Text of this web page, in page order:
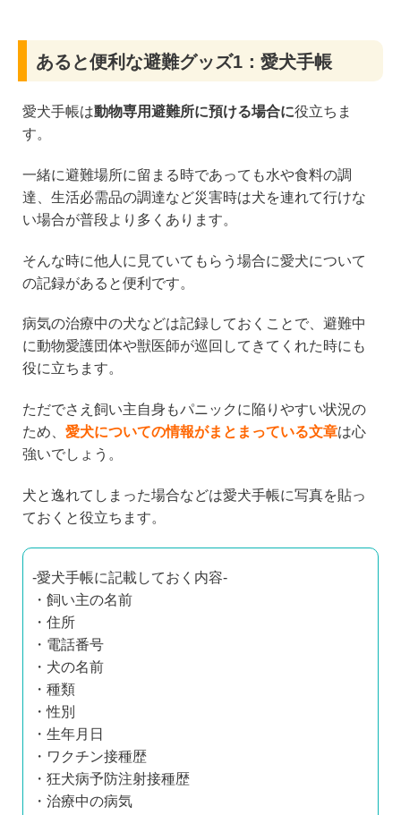
あると便利な避難グッズ1：愛犬手帳
愛犬手帳は動物専用避難所に預ける場合に役立ちま
す。
一緒に避難場所に留まる時であっても水や食料の調
達、生活必需品の調達など災害時は犬を連れて行けな
い場合が普段より多くあります。
そんな時に他人に見ていてもらう場合に愛犬について
の記録があると便利です。
病気の治療中の犬などは記録しておくことで、避難中
に動物愛護団体や獣医師が巡回してきてくれた時にも
役に立ちます。
ただでさえ飼い主自身もパニックに陥りやすい状況の
ため、 愛犬についての情報がまとまっている文章は心
強いでしょう。
犬と逸れてしまった場合などは愛犬手帳に写真を貼っ
ておくと役立ちます。
-愛犬手帳に記載しておく内容-
・飼い主の名前
・住所
・電話番号
・犬の名前
・種類
・性別
・生年月日
・ワクチン接種歴
・狂犬病予防注射接種歴
・治療中の病気